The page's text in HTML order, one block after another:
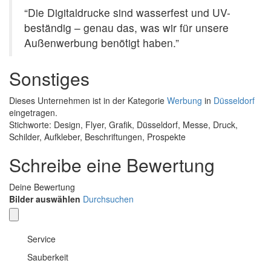
“Die Digitaldrucke sind wasserfest und UV-
beständig – genau das, was wir für unsere
Außenwerbung benötigt haben.”
Sonstiges
Dieses Unternehmen ist in der Kategorie Werbung in Düsseldorf
eingetragen.
Stichworte: Design, Flyer, Grafik, Düsseldorf, Messe, Druck,
Schilder, Aufkleber, Beschriftungen, Prospekte
Schreibe eine Bewertung
Deine Bewertung
Bilder auswählen Durchsuchen
Service
Sauberkeit